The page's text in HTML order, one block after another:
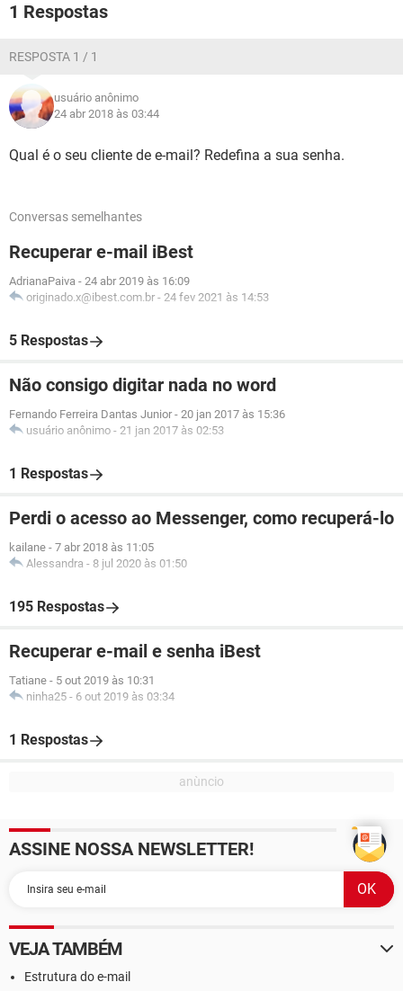
1 Respostas
RESPOSTA 1 / 1
usuário anônimo
24 abr 2018 às 03:44
Qual é o seu cliente de e-mail? Redefina a sua senha.
Conversas semelhantes
Recuperar e-mail iBest
AdrianaPaiva - 24 abr 2019 às 16:09
originado.x@ibest.com.br - 24 fev 2021 às 14:53
5 Respostas
Não consigo digitar nada no word
Fernando Ferreira Dantas Junior - 20 jan 2017 às 15:36
usuário anônimo - 21 jan 2017 às 02:53
1 Respostas
Perdi o acesso ao Messenger, como recuperá-lo
kailane - 7 abr 2018 às 11:05
Alessandra - 8 jul 2020 às 01:50
195 Respostas
Recuperar e-mail e senha iBest
Tatiane - 5 out 2019 às 10:31
ninha25 - 6 out 2019 às 03:34
1 Respostas
ASSINE NOSSA NEWSLETTER!
VEJA TAMBÉM
Estrutura do e-mail